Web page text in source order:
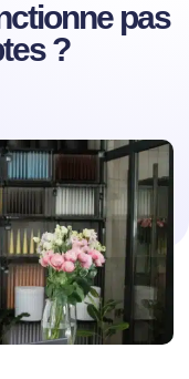
pas
?